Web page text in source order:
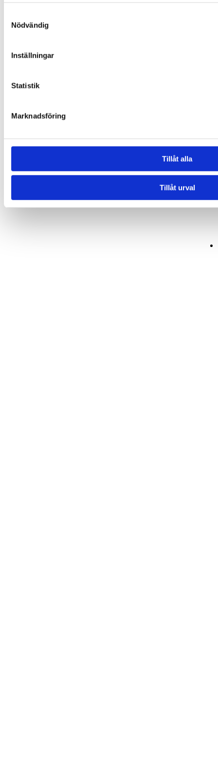
Nödvändig
Inställningar
Statistik
Marknadsföring
Tillåt alla
Tillåt urval